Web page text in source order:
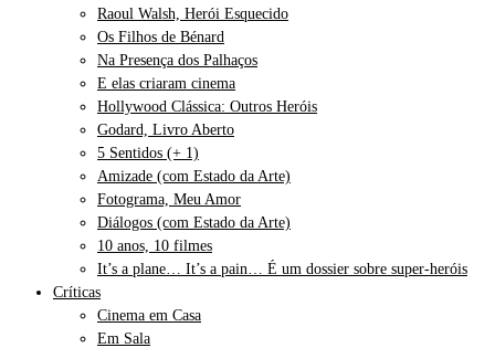
Raoul Walsh, Herói Esquecido
Os Filhos de Bénard
Na Presença dos Palhaços
E elas criaram cinema
Hollywood Clássica: Outros Heróis
Godard, Livro Aberto
5 Sentidos (+ 1)
Amizade (com Estado da Arte)
Fotograma, Meu Amor
Diálogos (com Estado da Arte)
10 anos, 10 filmes
It’s a plane… It’s a pain… É um dossier sobre super-heróis
Críticas
Cinema em Casa
Em Sala